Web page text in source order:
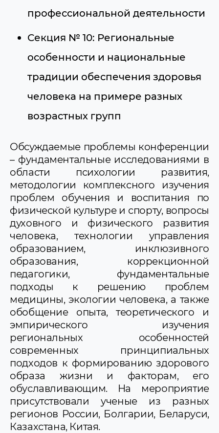
профессиональной деятельности
Секция № 10: Региональные
особенности и национальные
традиции обеспечения здоровья
человека на примере разных
возрастных групп
Обсуждаемые проблемы конференции
– фундаментальные исследованиями в
области психологии развития,
методологии комплексного изучения
проблем обучения и воспитания по
физической культуре и спорту, вопросы
духовного и физического развития
человека, технологии управления
образованием, инклюзивного
образования, коррекционной
педагогики, фундаментальные
подходы к решению проблем
медицины, экологии человека, а также
обобщение опыта, теоретического и
эмпирического изучения
региональных особенностей
современных принципиальных
подходов к формированию здорового
образа жизни и факторам, его
обуславливающим. На мероприятие
присутствовали ученые из разных
регионов России, Болгарии, Беларуси,
Казахстана, Китая.